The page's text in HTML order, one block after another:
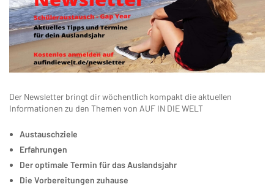
Der Newsletter bringt dir wöchentlich kompakt die aktuellen
Informationen zu den Themen von AUF IN DIE WELT
Austauschziele
Erfahrungen
Der optimale Termin für das Auslandsjahr
Die Vorbereitungen zuhause